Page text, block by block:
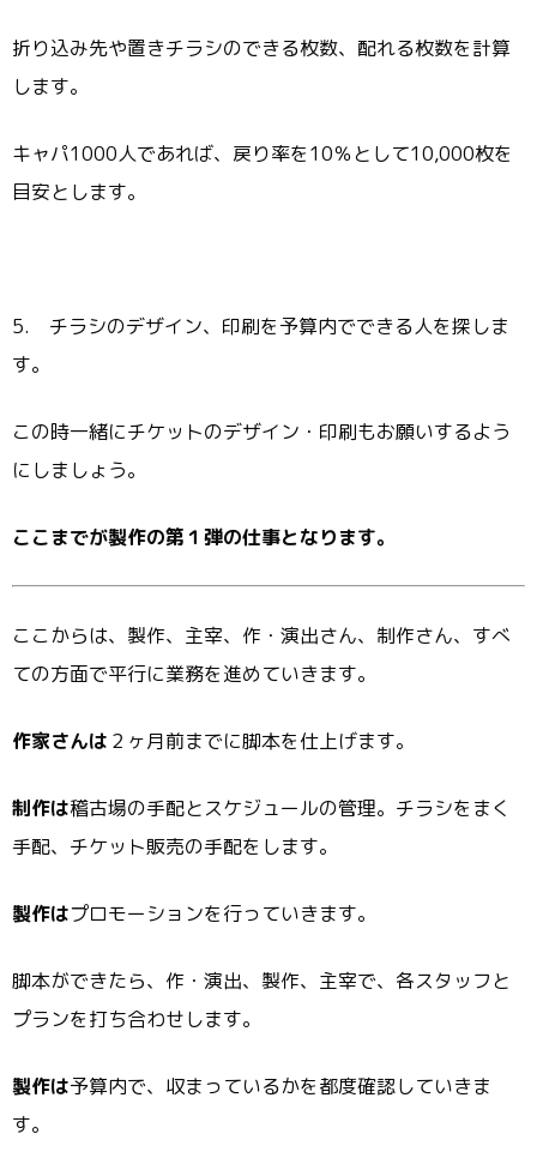
折り込み先や置きチラシのできる枚数、配れる枚数を計算
します。
キャパ1000人であれば、戻り率を10％として10,000枚を
目安とします。
5. チラシのデザイン、印刷を予算内でできる人を探しま
す。
この時一緒にチケットのデザイン・印刷もお願いするよう
にしましょう。
ここまでが製作の第１弾の仕事となります。
ここからは、製作、主宰、作・演出さん、制作さん、すべ
ての方面で平行に業務を進めていきます。
作家さんは ２ヶ月前までに脚本を仕上げます。
制作は稽古場の手配とスケジュールの管理。チラシをまく
手配、チケット販売の手配をします。
製作はプロモーションを行っていきます。
脚本ができたら、作・演出、製作、主宰で、各スタッフと
プランを打ち合わせします。
製作は予算内で、収まっているかを都度確認していきま
す。